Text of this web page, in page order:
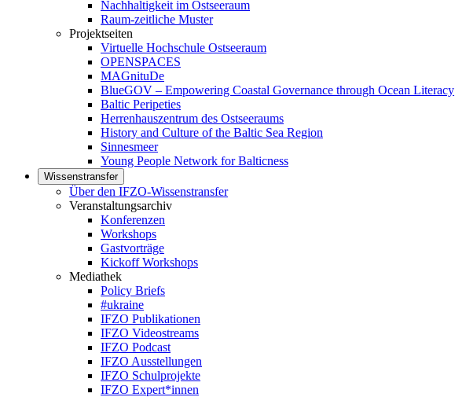
Nachhaltigkeit im Ostseeraum
Raum-zeitliche Muster
Projektseiten
Virtuelle Hochschule Ostseeraum
OPENSPACES
MAGnituDe
BlueGOV – Empowering Coastal Governance through Ocean Literacy
Baltic Peripeties
Herrenhauszentrum des Ostseeraums
History and Culture of the Baltic Sea Region
Sinnesmeer
Young People Network for Balticness
Wissenstransfer
Über den IFZO-Wissenstransfer
Veranstaltungsarchiv
Konferenzen
Workshops
Gastvorträge
Kickoff Workshops
Mediathek
Policy Briefs
#ukraine
IFZO Publikationen
IFZO Videostreams
IFZO Podcast
IFZO Ausstellungen
IFZO Schulprojekte
IFZO Expert*innen